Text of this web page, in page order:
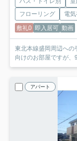
フローリング
電
敷礼0 即入居可 動画
東北本線盛岡周辺への
アパート